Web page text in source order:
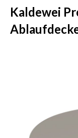
Kaldewei